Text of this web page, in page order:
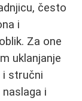
često
i
Za one
uklanjanje
i stručni
i